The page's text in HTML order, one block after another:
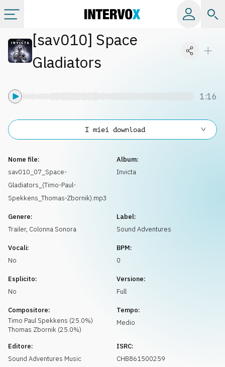
Categorie
Info
Richiedi musica
[sav010] Space
Gladiators
1:16
Nome file:
sav010_07_Space-
Gladiators_(Timo-Paul-
Spekkens_Thomas-Zbornik).mp3
Album:
Invicta
Genere:
Trailer, Colonna Sonora
Label:
Sound Adventures
Vocali:
No
BPM:
0
Esplicito:
No
Versione:
Full
Compositore:
Timo Paul Spekkens (25.0%)
Thomas Zbornik (25.0%)
Tempo:
Medio
Editore:
Sound Adventures Music
ISRC:
CHB861500259
I miei download